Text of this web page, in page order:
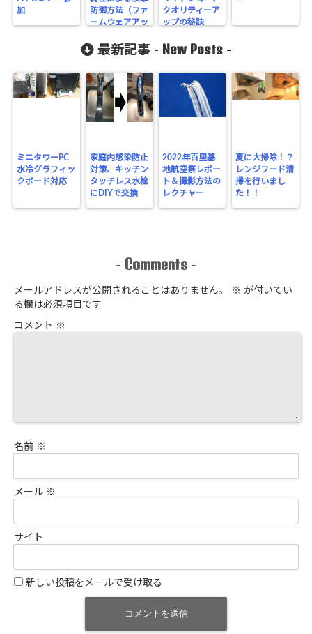
加
防御方法（ファ
ームウェアアッ
クオリティーア
ップの秘訣
最新記事 - New Posts -
ミニタワーPC
水冷グラフィッ
クボード対応
家庭内感染防止
対策、キッチン
タッチレス水栓
にDIYで交換
2022年百里基
地航空祭レポー
ト＆撮影方法の
レクチャー
夏に大掃除！？
レンジフード清
掃を行いまし
た！！
- Comments -
メールアドレスが公開されることはありません。 ※ が付いてい
る欄は必須項目です
コメント ※
名前 ※
メール ※
サイト
新しい投稿をメールで受け取る